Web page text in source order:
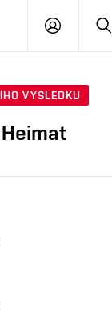
PŘIHLÁSIT
VÝSLEDKU